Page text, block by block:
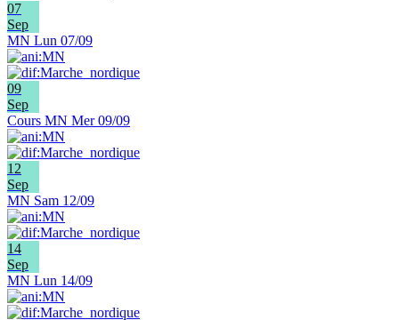
07
Sep
MN Lun 07/09
09
Sep
Cours MN Mer 09/09
12
Sep
MN Sam 12/09
14
Sep
MN Lun 14/09